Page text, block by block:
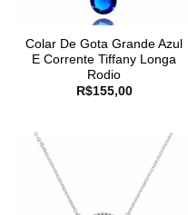
Colar De Gota Grande Azul
E Corrente Tiffany Longa
Rodio
R$155,00